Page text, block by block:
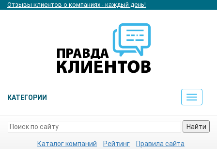
Отзывы клиентов о компаниях - каждый день!
КАТЕГОРИИ
Toggle
Найти
Каталог компаний Рейтинг Правила сайта